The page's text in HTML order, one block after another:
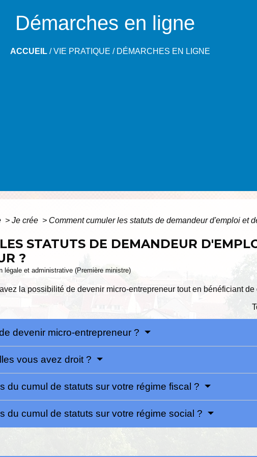
Démarches en ligne
ACCUEIL/VIE PRATIQUE / DÉMARCHES EN LIGNE
> Je crée > Comment cumuler les statuts de demandeur d'emploi et
STATUTS DE DEMANDEUR
?
légale et administrative (Première ministre)
la possibilité de devenir micro-entrepreneur tout en bénéficiant de
devenir micro-entrepreneur ?
vous avez droit ?
du cumul de statuts sur votre régime fiscal ?
du cumul de statuts sur votre régime social ?